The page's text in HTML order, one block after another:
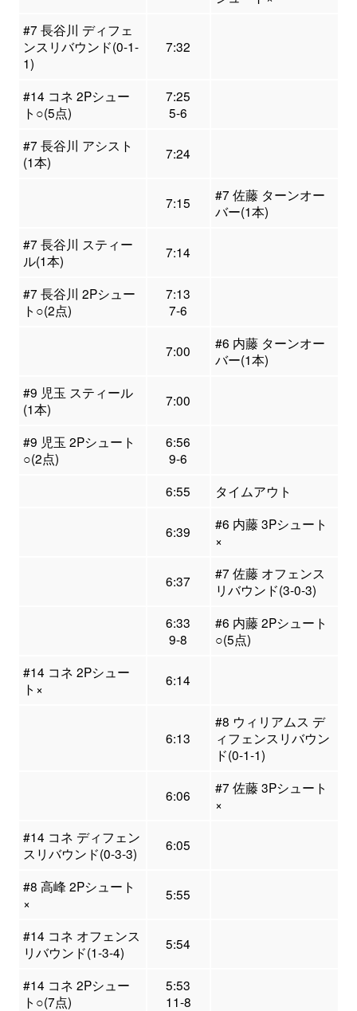
#7 長谷川 ディフェ
ンスリバウンド(0-1-
1)
7:32
#14 コネ 2Pシュー
ト○(5点)
7:25
5-6
#7 長谷川 アシスト
(1本)
7:24
7:15
#7 佐藤 ターンオー
バー(1本)
#7 長谷川 スティー
ル(1本)
7:14
#7 長谷川 2Pシュー
ト○(2点)
7:13
7-6
7:00
#6 内藤 ターンオー
バー(1本)
#9 児玉 スティール
(1本)
7:00
#9 児玉 2Pシュート
○(2点)
6:56
9-6
6:55
タイムアウト
6:39
#6 内藤 3Pシュート
×
6:37
#7 佐藤 オフェンス
リバウンド(3-0-3)
6:33
9-8
#6 内藤 2Pシュート
○(5点)
#14 コネ 2Pシュー
ト×
6:14
6:13
#8 ウィリアムス デ
ィフェンスリバウン
ド(0-1-1)
6:06
#7 佐藤 3Pシュート
×
#14 コネ ディフェン
スリバウンド(0-3-3)
6:05
#8 高峰 2Pシュート
×
5:55
#14 コネ オフェンス
リバウンド(1-3-4)
5:54
#14 コネ 2Pシュー
ト○(7点)
5:53
11-8